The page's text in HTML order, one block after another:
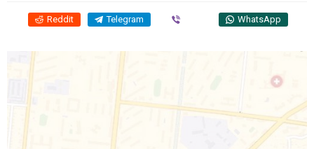
Reddit Telegram WhatsApp